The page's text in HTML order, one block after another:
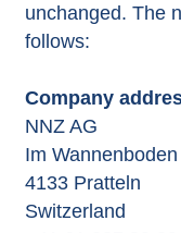
unchanged. The
follows:
Company
NNZ AG
Im
4133 Pratteln
Switzerland